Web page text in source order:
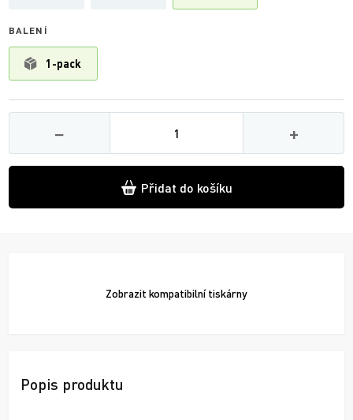
BALENÍ
1-pack
−
Množství
+
Přidat do košíku
Zobrazit kompatibilní tiskárny
Popis produktu